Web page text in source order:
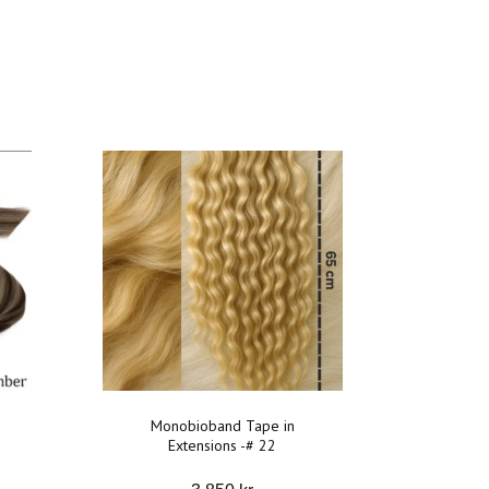
Monobioband Tape in
Extensions -# 22